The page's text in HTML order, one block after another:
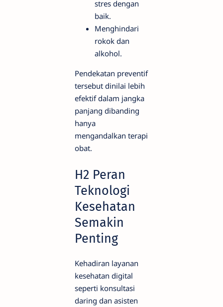
stres dengan
baik.
Menghindari
rokok dan
alkohol.
Pendekatan preventif
tersebut dinilai lebih
efektif dalam jangka
panjang dibanding
hanya
mengandalkan terapi
obat.
H2 Peran
Teknologi
Kesehatan
Semakin
Penting
Kehadiran layanan
kesehatan digital
seperti konsultasi
daring dan asisten